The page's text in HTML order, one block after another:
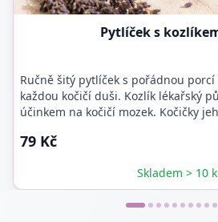
Pytlíček s
Ručně šitý pytlíček s pořádnou
každou kočičí duši. Kozlík lékařský
účinkem na kočičí mozek. Kočičky
79 Kč
Skladem > 10